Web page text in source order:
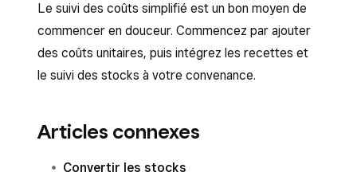
Le suivi des coûts simplifié est un bon moyen de
commencer en douceur. Commencez par ajouter
des coûts unitaires, puis intégrez les recettes et
le suivi des stocks à votre convenance.
Articles connexes
Convertir les stocks